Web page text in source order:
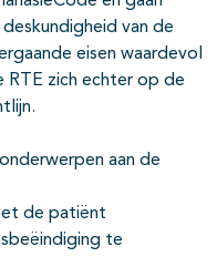
11-06-2026
van de
eisen waardevol
zich echter op de
aan de
met de patiënt
te